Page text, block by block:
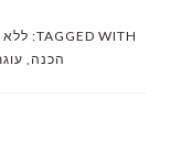
TAGGED WITH: ללא
הכנה,